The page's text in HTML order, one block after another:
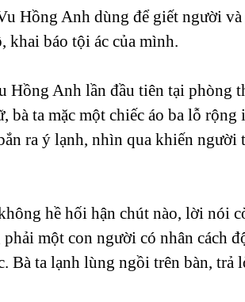
Hồng Anh dùng để giết người
khai báo tội ác của mình.
Hồng Anh lần đầu tiên tại phòng
ta mặc một chiếc áo ba lỗ rộng
ra ý lạnh, nhìn qua khiến người
hề hối hận chút nào, lời nói
một con người có nhân cách
Bà ta lạnh lùng ngồi trên bàn, trả